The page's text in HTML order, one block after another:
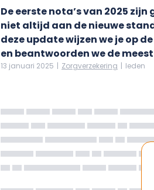
De eerste nota’s van 2025
niet altijd aan de nieuwe
deze update wijzen we je op
en beantwoorden we de
13 januari 2025 | Zorgverzekering | leden